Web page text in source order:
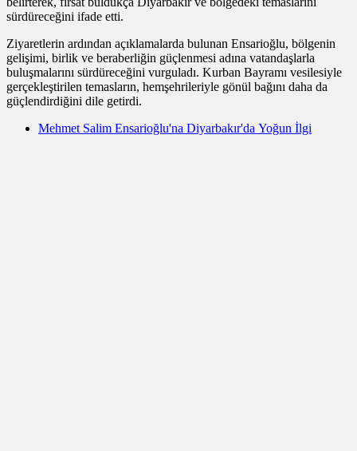
sürdüreceğini ifade etti.
Ziyaretlerin ardından açıklamalarda bulunan Ensarioğlu, bölgenin
gelişimi, birlik ve beraberliğin güçlenmesi adına vatandaşlarla
buluşmalarını sürdüreceğini vurguladı. Kurban Bayramı vesilesiyle
gerçekleştirilen temasların, hemşehrileriyle gönül bağını daha da
güçlendirdiğini dile getirdi.
Mehmet Salim Ensarioğlu'na Diyarbakır'da Yoğun İlgi